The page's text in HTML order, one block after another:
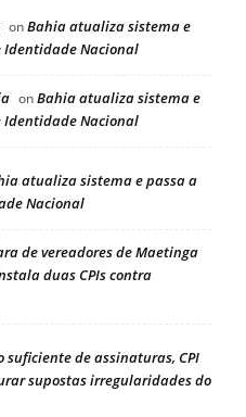
onBahia atualiza sistema e
Identidade Nacional
onBahia atualiza sistema e
Identidade Nacional
atualiza sistema e passa a
Nacional
de vereadores de Maetinga
duas CPIs contra
de assinaturas, CPI
supostas irregularidades do